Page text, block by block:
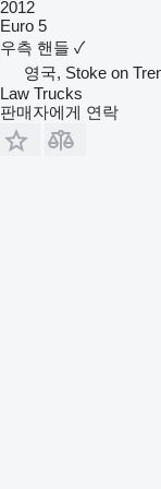
2012
Euro 5
우측 핸들 ✓
영국, Stoke on
Law Trucks
판매자에게 연락